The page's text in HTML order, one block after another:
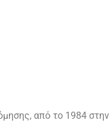
από το 1984